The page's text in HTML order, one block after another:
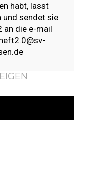
habt, lasst
und sendet sie
an die e-mail